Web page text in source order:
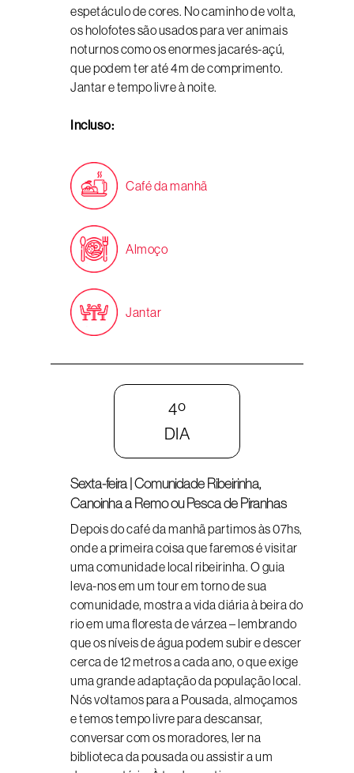
espetáculo de cores. No caminho de volta,
os holofotes são usados para ver animais
noturnos como os enormes jacarés-açú,
que podem ter até 4m de comprimento.
Jantar e tempo livre à noite.
Incluso:
Café da manhã
Almoço
Jantar
4º
DIA
Sexta-feira | Comunidade Ribeirinha,
Canoinha a Remo ou Pesca de Piranhas
Depois do café da manhã partimos às 07hs,
onde a primeira coisa que faremos é visitar
uma comunidade local ribeirinha. O guia
leva-nos em um tour em torno de sua
comunidade, mostra a vida diária à beira do
rio em uma floresta de várzea – lembrando
que os níveis de água podem subir e descer
cerca de 12 metros a cada ano, o que exige
uma grande adaptação da população local.
Nós voltamos para a Pousada, almoçamos
e temos tempo livre para descansar,
conversar com os moradores, ler na
biblioteca da pousada ou assistir a um